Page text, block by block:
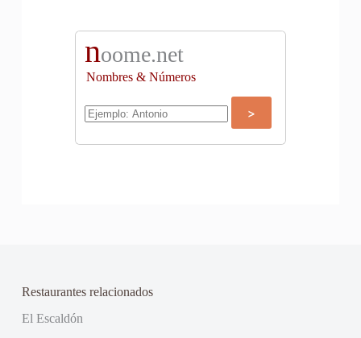
noome.net
Nombres & Números
Restaurantes relacionados
El Escaldón